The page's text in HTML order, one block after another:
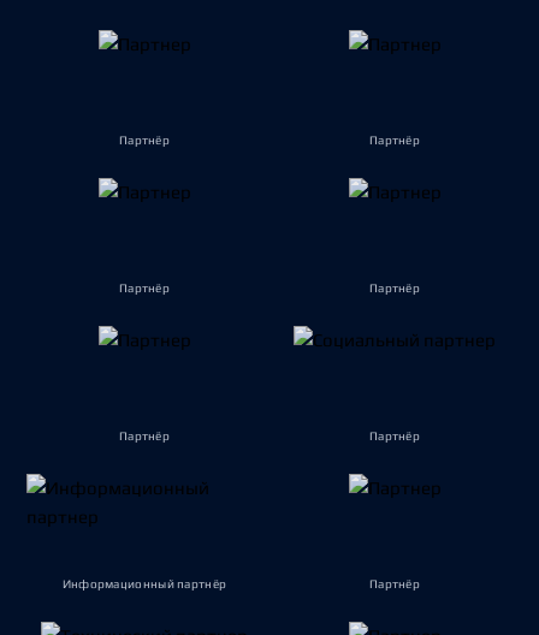
Партнёр Партнёр
Партнёр Партнёр
Партнёр Партнёр
Информационный партнёр Партнёр